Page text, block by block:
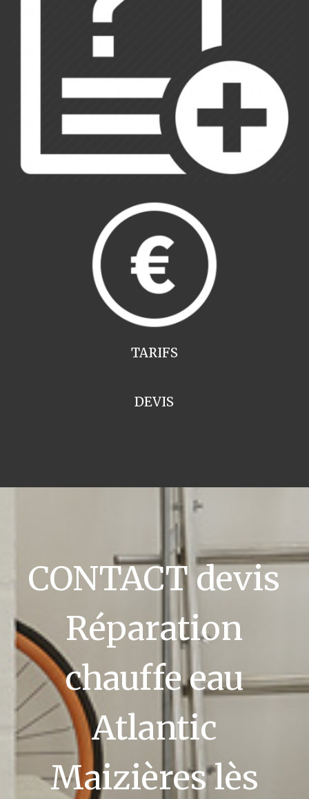
TARIFS
DEVIS
CONTACT devis
Réparation
chauffe eau
Atlantic
Maizières lès